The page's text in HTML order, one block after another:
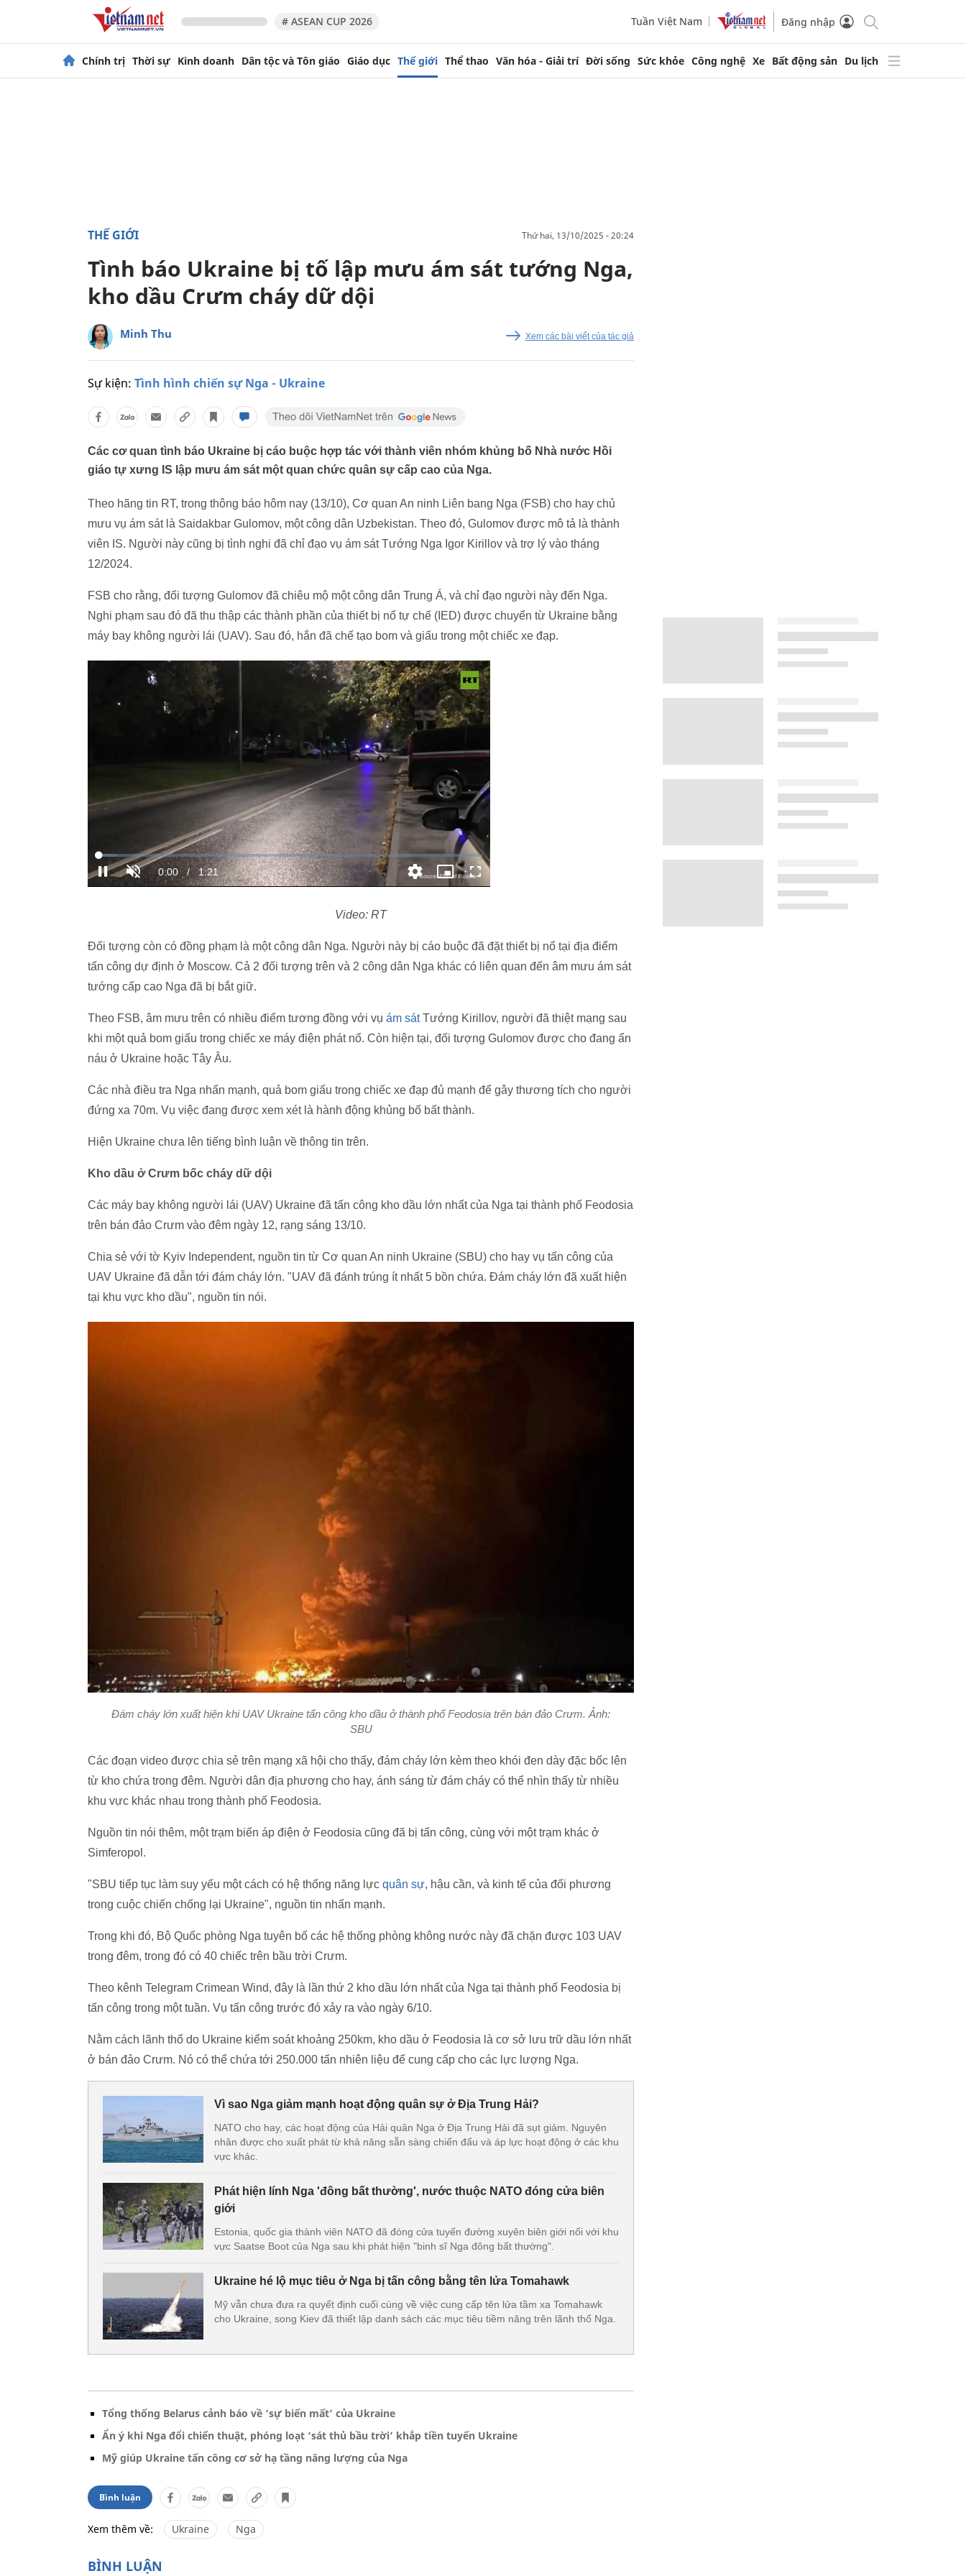
# ASEAN CUP 2026 Tuần Việt Nam Đăng nhập
Chính trị Thời sự Kinh doanh Dân tộc và Tôn giáo Giáo dục Thế giới Thể thao Văn hóa - Giải trí Đời sống Sức khỏe Công nghệ Xe Bất động sản Du lịch
THẾ GIỚI thứ hai, 13/10/2025 - 20:24
Tình báo Ukraine bị tố lập mưu ám sát tướng Nga,
kho dầu Crưm cháy dữ dội
Minh Thu Xem các bài viết của tác giả
Sự kiện: Tình hình chiến sự Nga - Ukraine
Các cơ quan tình báo Ukraine bị cáo buộc hợp tác với thành viên nhóm khủng bố Nhà nước Hồi
giáo tự xưng IS lập mưu ám sát một quan chức quân sự cấp cao của Nga.
Theo hãng tin RT, trong thông báo hôm nay (13/10), Cơ quan An ninh Liên bang Nga (FSB) cho hay chủ
mưu vụ ám sát là Saidakbar Gulomov, một công dân Uzbekistan. Theo đó, Gulomov được mô tả là thành
viên IS. Người này cũng bị tình nghi đã chỉ đạo vụ ám sát Tướng Nga Igor Kirillov và trợ lý vào tháng
12/2024.
FSB cho rằng, đối tượng Gulomov đã chiêu mộ một công dân Trung Á, và chỉ đạo người này đến Nga.
Nghi phạm sau đó đã thu thập các thành phần của thiết bị nổ tự chế (IED) được chuyển từ Ukraine bằng
máy bay không người lái (UAV). Sau đó, hắn đã chế tạo bom và giấu trong một chiếc xe đạp.
Video: RT
Đối tượng còn có đồng phạm là một công dân Nga. Người này bị cáo buộc đã đặt thiết bị nổ tại địa điểm
tấn công dự định ở Moscow. Cả 2 đối tượng trên và 2 công dân Nga khác có liên quan đến âm mưu ám sát
tướng cấp cao Nga đã bị bắt giữ.
Theo FSB, âm mưu trên có nhiều điểm tương đồng với vụ ám sátTướng Kirillov, người đã thiệt mạng sau
khi một quả bom giấu trong chiếc xe máy điện phát nổ. Còn hiện tại, đối tượng Gulomov được cho đang ẩn
náu ở Ukraine hoặc Tây Âu.
Các nhà điều tra Nga nhấn mạnh, quả bom giấu trong chiếc xe đạp đủ mạnh để gây thương tích cho người
đứng xa 70m. Vụ việc đang được xem xét là hành động khủng bố bất thành.
Hiện Ukraine chưa lên tiếng bình luận về thông tin trên.
Kho dầu ở Crưm bốc cháy dữ dội
Các máy bay không người lái (UAV) Ukraine đã tấn công kho dầu lớn nhất của Nga tại thành phố Feodosia
trên bán đảo Crưm vào đêm ngày 12, rạng sáng 13/10.
Chia sẻ với tờ Kyiv Independent, nguồn tin từ Cơ quan An ninh Ukraine (SBU) cho hay vụ tấn công của
UAV Ukraine đã dẫn tới đám cháy lớn. "UAV đã đánh trúng ít nhất 5 bồn chứa. Đám cháy lớn đã xuất hiện
tại khu vực kho dầu", nguồn tin nói.
Đám cháy lớn xuất hiện khi UAV Ukraine tấn công kho dầu ở thành phố Feodosia trên bán đảo Crưm. Ảnh:
SBU
Các đoạn video được chia sẻ trên mạng xã hội cho thấy, đám cháy lớn kèm theo khói đen dày đặc bốc lên
từ kho chứa trong đêm. Người dân địa phương cho hay, ánh sáng từ đám cháy có thể nhìn thấy từ nhiều
khu vực khác nhau trong thành phố Feodosia.
Nguồn tin nói thêm, một trạm biến áp điện ở Feodosia cũng đã bị tấn công, cùng với một trạm khác ở
Simferopol.
"SBU tiếp tục làm suy yếu một cách có hệ thống năng lực quân sự, hậu cần, và kinh tế của đối phương
trong cuộc chiến chống lại Ukraine", nguồn tin nhấn mạnh.
Trong khi đó, Bộ Quốc phòng Nga tuyên bố các hệ thống phòng không nước này đã chặn được 103 UAV
trong đêm, trong đó có 40 chiếc trên bầu trời Crưm.
Theo kênh Telegram Crimean Wind, đây là lần thứ 2 kho dầu lớn nhất của Nga tại thành phố Feodosia bị
tấn công trong một tuần. Vụ tấn công trước đó xảy ra vào ngày 6/10.
Nằm cách lãnh thổ do Ukraine kiểm soát khoảng 250km, kho dầu ở Feodosia là cơ sở lưu trữ dầu lớn nhất
ở bán đảo Crưm. Nó có thể chứa tới 250.000 tấn nhiên liệu để cung cấp cho các lực lượng Nga.
Vì sao Nga giảm mạnh hoạt động quân sự ở Địa Trung Hải?
NATO cho hay, các hoạt động của Hải quân Nga ở Địa Trung Hải đã sụt giảm. Nguyên
nhân được cho xuất phát từ khả năng sẵn sàng chiến đấu và áp lực hoạt động ở các khu
vực khác.
Phát hiện lính Nga 'đông bất thường', nước thuộc NATO đóng cửa biên
giới
Estonia, quốc gia thành viên NATO đã đóng cửa tuyến đường xuyên biên giới nối với khu
vực Saatse Boot của Nga sau khi phát hiện "binh sĩ Nga đông bất thường".
Ukraine hé lộ mục tiêu ở Nga bị tấn công bằng tên lửa Tomahawk
Mỹ vẫn chưa đưa ra quyết định cuối cùng về việc cung cấp tên lửa tầm xa Tomahawk
cho Ukraine, song Kiev đã thiết lập danh sách các mục tiêu tiềm năng trên lãnh thổ Nga.
Tổng thống Belarus cảnh báo về ‘sự biến mất’ của Ukraine
Ẩn ý khi Nga đổi chiến thuật, phóng loạt ‘sát thủ bầu trời’ khắp tiền tuyến Ukraine
Mỹ giúp Ukraine tấn công cơ sở hạ tầng năng lượng của Nga
Bình luận
Xem thêm về: Ukraine Nga